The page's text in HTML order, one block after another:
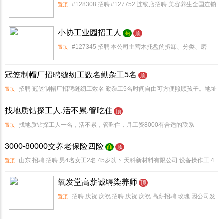
置顶 #128308 招聘 #127752 连锁店招聘 美容养生全国连锁
操作简单，仪器操作。 #127881 收入4000
小协工业园招工人 商 顶
置顶 #127345 招聘 本公司主营木托盘的拆卸、分类、磨
资日结。地址 小协陈家庄 2024.5.23-2026.10.31，
冠笠制帽厂招聘缝纫工数名勤杂工5名 顶
置顶 招聘 冠笠制帽厂招聘缝纫工数名 勤杂工5名时间自由可方便照顾孩子。地址
2025.9.18-2026
找地质钻探工人,活不累,管吃住 顶
置顶 找地质钻探工人一名，活不累，管吃住，月工资8000有合适的联系
3000-80000交养老保险四险 商 顶
置顶 山东 招聘 招聘 男4名女工2名 45岁以下 天科新材料有限公司 设备操作工 4
待遇 交四险，福利**长期工作者优先，短期勿扰 刘经理188 53885588 要求 责任
氧发堂高薪诚聘染养师 顶
置顶 招聘 庆祝 庆祝 招聘 庆祝 庆祝 高薪招聘 玫瑰 因公司发